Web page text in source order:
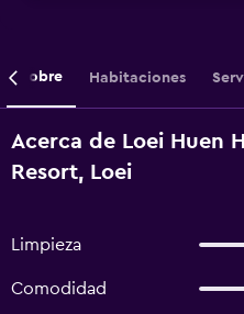
Sobre Habitaciones
Acerca de Loei Huen
Resort, Loei
Limpieza
Comodidad